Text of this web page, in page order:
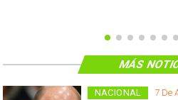
7 De
NACIONAL
MÁS